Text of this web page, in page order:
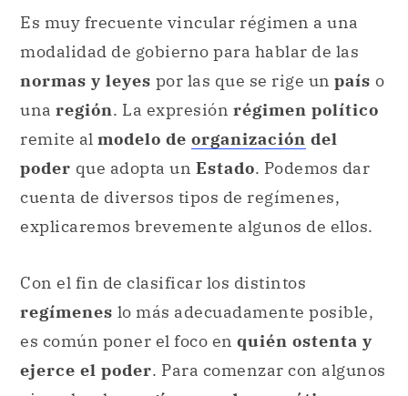
Es muy frecuente vincular régimen a una
modalidad de gobierno para hablar de las
normas y leyes por las que se rige un país o
una región. La expresión régimen político
remite al modelo de organización del
poder que adopta un Estado. Podemos dar
cuenta de diversos tipos de regímenes,
explicaremos brevemente algunos de ellos.
Con el fin de clasificar los distintos
regímenes lo más adecuadamente posible,
es común poner el foco en quién ostenta y
ejerce el poder. Para comenzar con algunos